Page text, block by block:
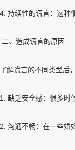
4. 持续性的谎言：这种
二、造成谎言的原因
了解谎言的不同类型后
1. 缺乏安全感：很多时
2. 沟通不畅：在一些婚